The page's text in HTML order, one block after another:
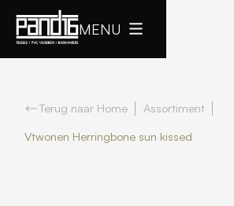
MENU
Terug naar Home
Assortiment
Vtwonen Herringbone sun kissed